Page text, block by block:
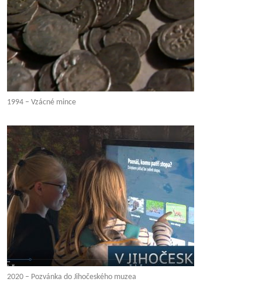
1994 – Vzácné mince
2020 – Pozvánka do Jihočeského muzea